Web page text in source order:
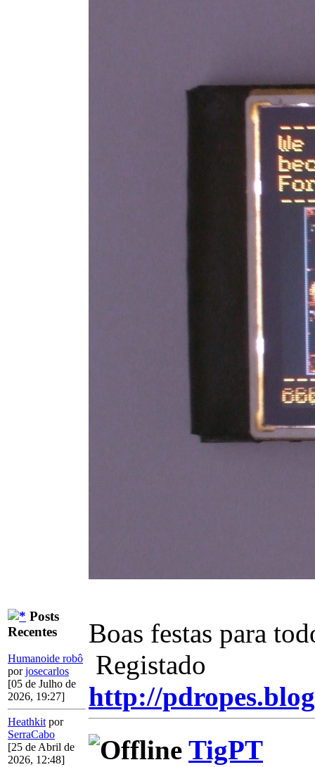
Posts
Recentes
Humanoide robô
porjosecarlos
[05 de Julho de
2026, 19:27]
Heathkit por
SerraCabo
[25 de Abril de
2026, 12:48]
Boas festas para
Registado
http://
TigPT